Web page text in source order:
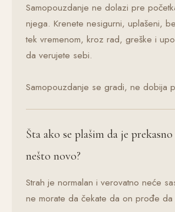
Samopouzdanje ne dolazi pre
njega. Krenete nesigurni, uplašeni,
tek vremenom, kroz rad, greške i
da verujete sebi.
Samopouzdanje se gradi, ne dobija
Šta ako se plašim da je
nešto novo?
Strah je normalan i verovatno neće
ne morate da čekate da on prođe da